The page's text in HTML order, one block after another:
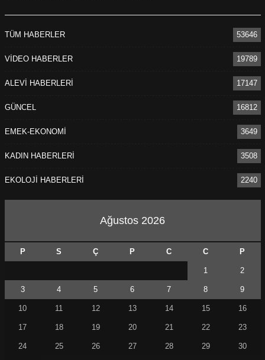
TÜM HABERLER 53646
VİDEO HABERLER 19789
ALEVİ HABERLERİ 17147
GÜNCEL 16812
EMEK-EKONOMİ 3649
KADIN HABERLERİ 3508
EKOLOJİ HABERLERİ 2240
Ağustos 2026
P S Ç P C C P
1 2
3 4 5 6 7 8 9
10 11 12 13 14 15 16
17 18 19 20 21 22 23
24 25 26 27 28 29 30